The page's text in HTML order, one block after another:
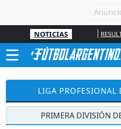
NOTICIAS
LIGA PROFESIONAL
PRIMERA DIVISIÓN